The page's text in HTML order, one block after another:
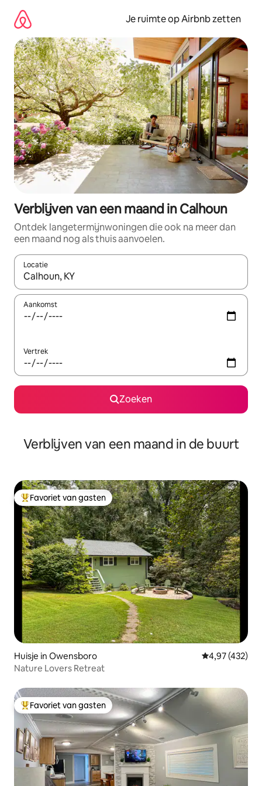
direct
naar
inhoud
Je ruimte op Airbnb zetten
Verblijven van een maand in Calhoun
Ontdek langetermijnwoningen die ook na meer dan
een maand nog als thuis aanvoelen.
Locatie
Wanneer er suggesties beschikbaar zijn, maak je een keuze
Aankomst
Vertrek
Zoeken
Verblijven van een maand in de buurt
Topfavoriet van gasten
Favoriet van gasten
Huisje in Owensboro Gemiddelde
4,97 (432)
Nature Lovers Retreat
Topfavoriet van gasten
Favoriet van gasten